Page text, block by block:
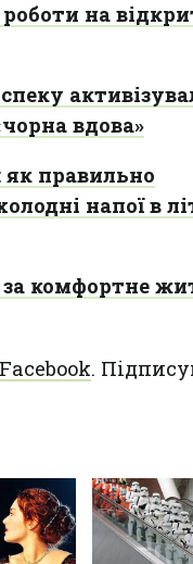
на
вдова»
правильно
напої в
комфортне
Facebook.